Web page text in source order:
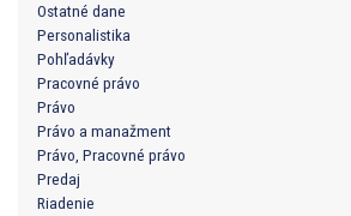
Ostatné dane
Personalistika
Pohľadávky
Pracovné právo
Právo
Právo a manažment
Právo, Pracovné právo
Predaj
Riadenie